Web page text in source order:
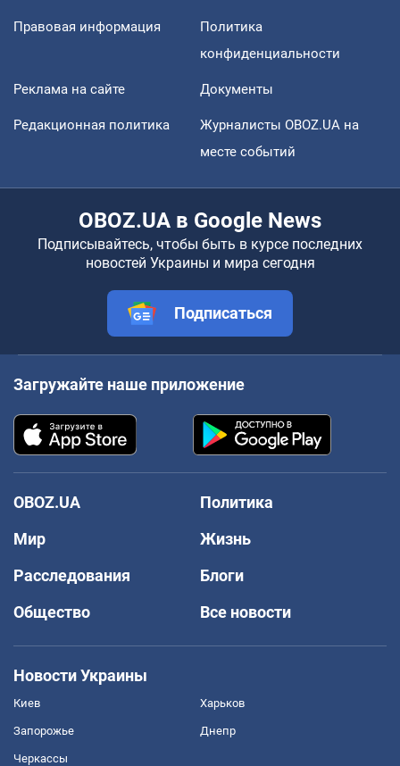
Правовая информация
Политика
конфиденциальности
Реклама на сайте Документы
Редакционная политика
Журналисты OBOZ.UA на
месте событий
OBOZ.UA в Google News
Подписывайтесь, чтобы быть в курсе последних
новостей Украины и мира сегодня
Подписаться
Загружайте наше приложение
OBOZ.UA
Политика
Мир
Жизнь
Расследования
Блоги
Общество
Все новости
Новости Украины
Киев Харьков
Запорожье Днепр
Черкассы